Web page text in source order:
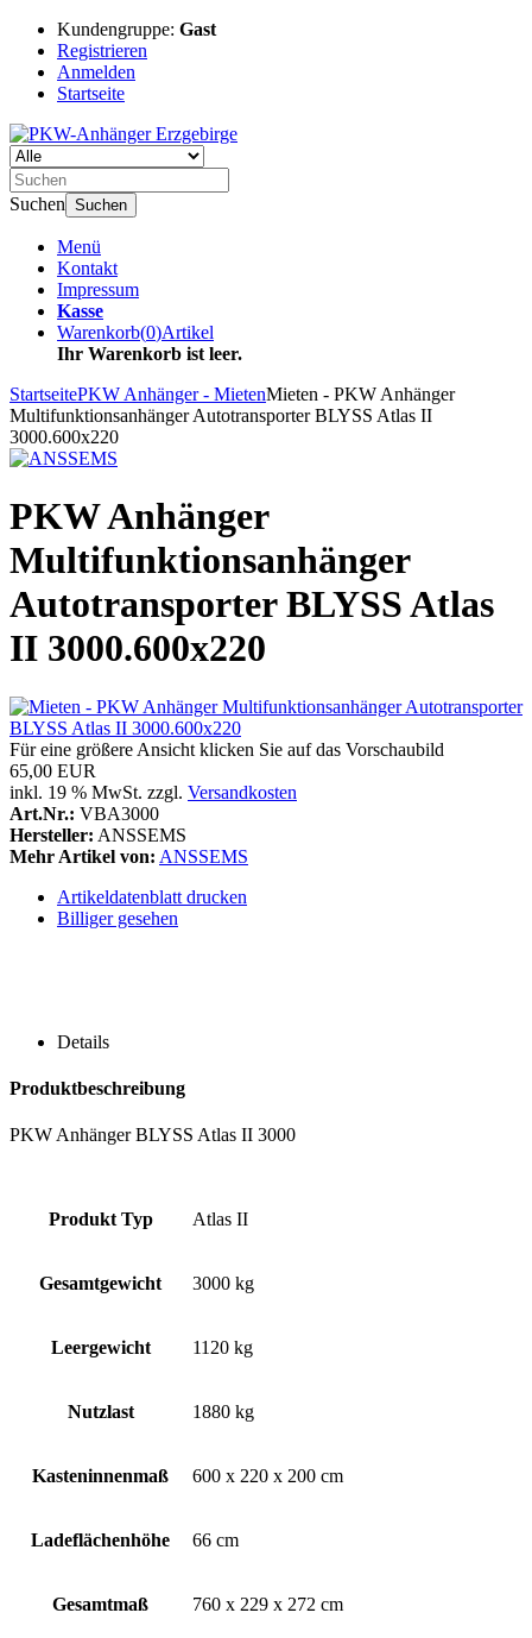
Kundengruppe: Gast
Registrieren
Anmelden
Startseite
Suchen Suchen
Menü
Kontakt
Impressum
Kasse
Warenkorb(0)Artikel
Ihr Warenkorb ist leer.
StartseitePKW Anhänger - MietenMieten - PKW Anhänger
Multifunktionsanhänger Autotransporter BLYSS Atlas II
3000.600x220
PKW Anhänger
Multifunktionsanhänger
Autotransporter BLYSS Atlas
II 3000.600x220
Für eine größere Ansicht klicken Sie auf das Vorschaubild
65,00 EUR
inkl. 19 % MwSt. zzgl. Versandkosten
Art.Nr.: VBA3000
Hersteller: ANSSEMS
Mehr Artikel von: ANSSEMS
Artikeldatenblatt drucken
Billiger gesehen
Details
Produktbeschreibung
PKW Anhänger BLYSS Atlas II 3000
Produkt Typ Atlas II
Gesamtgewicht 3000 kg
Leergewicht 1120 kg
Nutzlast 1880 kg
Kasteninnenmaß 600 x 220 x 200 cm
Ladeflächenhöhe 66 cm
Gesamtmaß 760 x 229 x 272 cm